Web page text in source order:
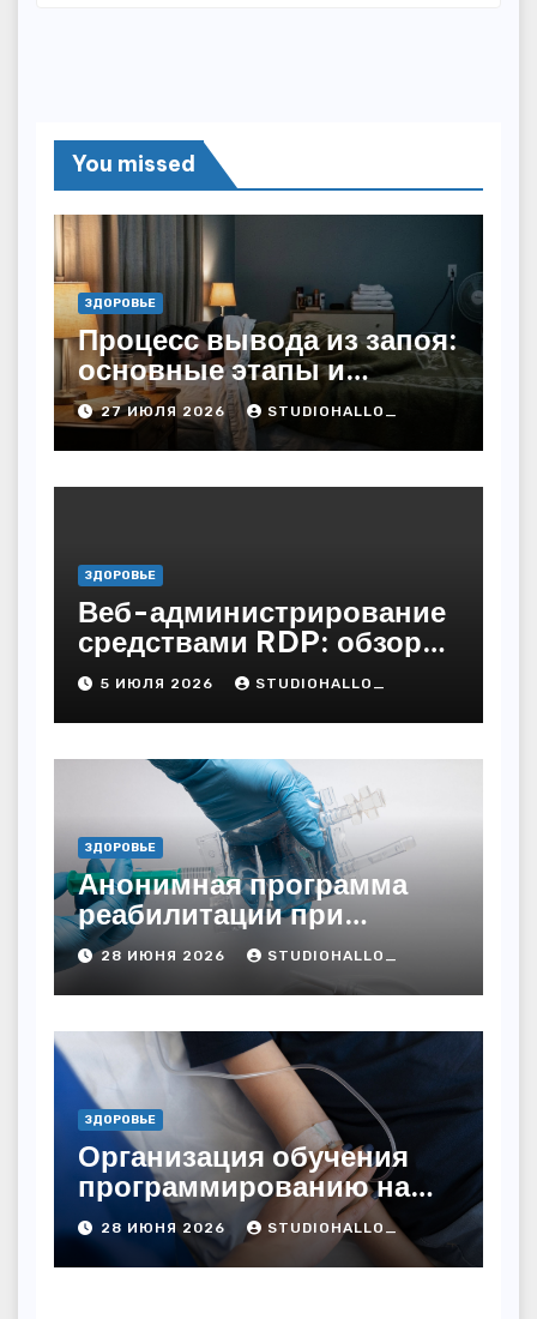
You missed
ЗДОРОВЬЕ
Процесс вывода из запоя:
основные этапы и
методы
27 ИЮЛЯ 2026 STUDIOHALLO_
ЗДОРОВЬЕ
Веб-администрирование
средствами RDP: обзор
технических решений
5 ИЮЛЯ 2026 STUDIOHALLO_
ЗДОРОВЬЕ
Анонимная программа
реабилитации при
алкогольной зависимости
с персональным
подходом и
лицензированными
врачами
28 ИЮНЯ 2026 STUDIOHALLO_
ЗДОРОВЬЕ
Организация обучения
программированию на
дому
28 ИЮНЯ 2026 STUDIOHALLO_